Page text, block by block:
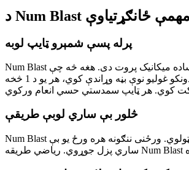
د Num Blast مهمې ځانګړتیاوې
پرله پسې شمېرو ټایپ لوبه
Num Blast زړه کې د شمېرې لرونکو غولیو د سم ترتیب سره ټایپ کولو ساده میکانیک پروت دی. هغه څه چې Num Blast ځانګړی کوي دا دی چې دا اساسي مفهوم څنګه یو حقیقي معتاد کوونکې آرکیډ تجربې ته
اړول کیږي. هره کچه د تیریدونکو غولیو نوې بڼه وړاندې کوي، هر یو د 1 څخه N پورې شمېره ښیي. ستاسو دنده د 1 ګولۍ موندل او ټایپ کول دي، بیا د 2 ګولۍ، بیا د 3 ګولۍ، او همداسې تر هغه چې ټولې ګولۍ پاکې
څلور بې ساري لوبې طریقې
Num Blast د خپلو څلورو بیلابیلو لوبو طریقو له لارې استثنایی تنوع وړاندې کوي. کلاسیکه طریقه اصلي تجربه ده: تاسو درې ژوندونه لرئ. سپرینټ طریقه 60 ثانیو کې عمل راټولوي. ورځنی ننګونه هره ورځ یو بې